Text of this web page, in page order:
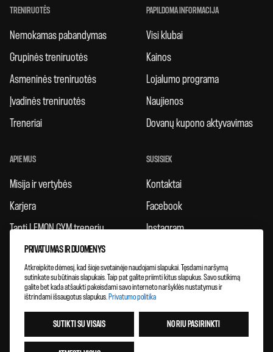
TRENIRUOTĖS
Nemokamas pabandymas
Grupinės treniruotės
Asmeninės treniruotės
Įvadinės treniruotės
Treneriai
PAPILDOMA INFORMACIJA
Visi klubai
Kainos
Lojalumo programa
Naujienos
Dovanų kupono aktyvavimas
APIE MUS
Misija ir vertybės
Karjera
Tapti LEMON GYM treneriu
Taisyklės
Atsiliepimai
Klubų plėtra
SUSISIEK
Kontaktai
Facebook
Instagram
PRIVATUMAS IR DUOMENYS
Atkreipkite dėmesį, kad šioje svetainėje naudojami slapukai. Tęsdami naršymą
sutinkate su būtinais slapukais. Taip pat galite priimti kitus slapukus. Savo sutikimą
galite bet kada atšaukti pakeisdami savo interneto naršyklės nustatymus ir
ištrindami išsaugotus slapukus. Privatumo politika
SUTIKTI SU VISAIS NORIU PASIRINKTI